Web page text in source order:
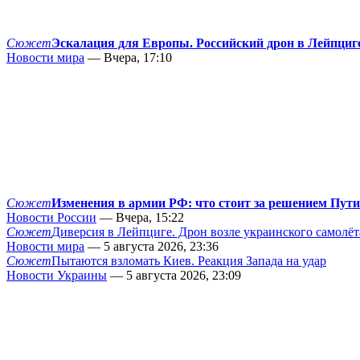
СюжетЭскалация для Европы. Российский дрон в
Новости мира — Вчера, 17:10
СюжетИзменения в армии РФ: что стоит за решением
Новости России — Вчера, 15:22
СюжетДиверсия в Лейпциге. Дрон возле украинского
Новости мира — 5 августа 2026, 23:36
СюжетПытаются взломать Киев. Реакция Запада на удар
Новости Украины — 5 августа 2026, 23:09